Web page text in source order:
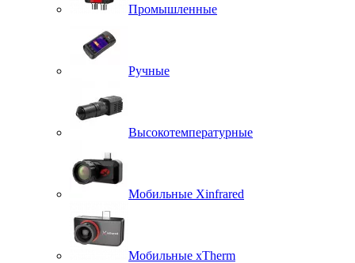
Промышленные
Ручные
Высокотемпературные
Мобильные Xinfrared
Мобильные xTherm